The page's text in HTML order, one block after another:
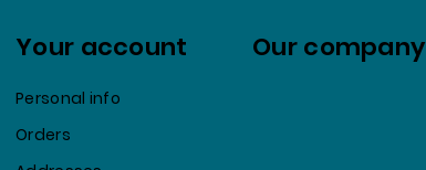
Your account
Personal info
Orders
Our company